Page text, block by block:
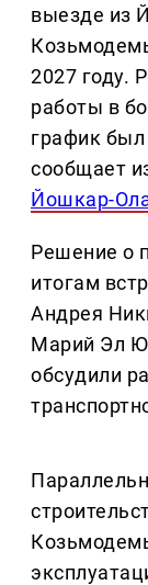
выезде из
2027 году.
работы в
график
сообщает
Йошкар-
Решение о
итогам
Андрея
Марий Эл
обсудили